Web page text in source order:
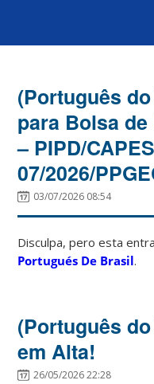
(Português
para Bolsa
– PIPD/
07/2026/
03/07/2026 08:54
Disculpa, pero esta
Portugués De Brasil.
(Português
em Alta!
26/05/2026 22:28